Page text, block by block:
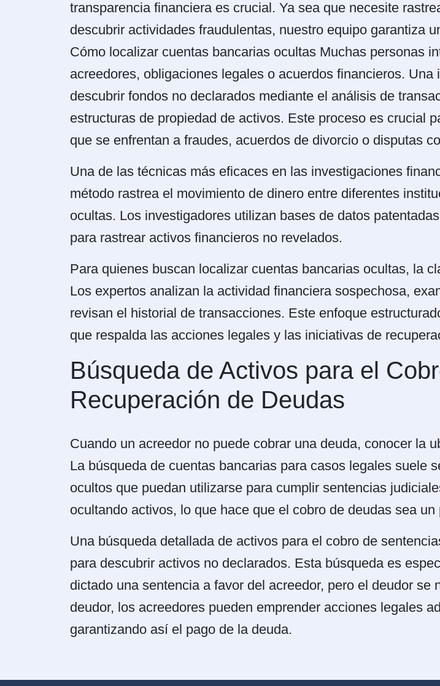
transparencia financiera es crucial. Ya sea que necesite
descubrir actividades fraudulentas, nuestro equipo garantiza
Cómo localizar cuentas bancarias ocultas Muchas personas
acreedores, obligaciones legales o acuerdos financieros.
descubrir fondos no declarados mediante el análisis de
estructuras de propiedad de activos. Este proceso es crucial
que se enfrentan a fraudes, acuerdos de divorcio o disputas
Una de las técnicas más eficaces en las investigaciones
método rastrea el movimiento de dinero entre diferentes
ocultas. Los investigadores utilizan bases de datos
para rastrear activos financieros no revelados.
Para quienes buscan localizar cuentas bancarias ocultas, la
Los expertos analizan la actividad financiera sospechosa,
revisan el historial de transacciones. Este enfoque
que respalda las acciones legales y las iniciativas de
Búsqueda de Activos para el
Recuperación de Deudas
Cuando un acreedor no puede cobrar una deuda, conocer la
La búsqueda de cuentas bancarias para casos legales suele
ocultos que puedan utilizarse para cumplir sentencias
ocultando activos, lo que hace que el cobro de deudas sea
Una búsqueda detallada de activos para el cobro de
para descubrir activos no declarados. Esta búsqueda es
dictado una sentencia a favor del acreedor, pero el deudor
deudor, los acreedores pueden emprender acciones legales
garantizando así el pago de la deuda.